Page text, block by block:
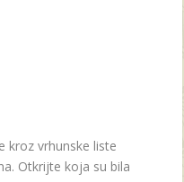
kroz vrhunske liste
Otkrijte koja su bila